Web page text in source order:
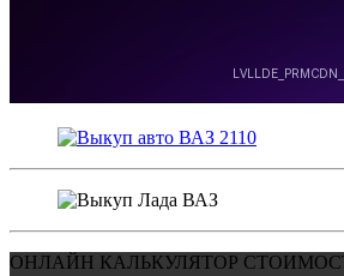
ОНЛАЙН КАЛЬКУЛЯТОР